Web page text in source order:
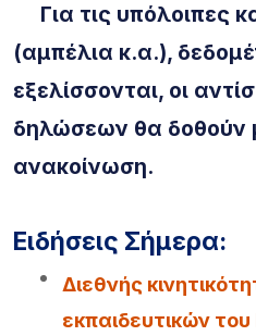
Για τις υπόλοιπες
(αμπέλια κ.α.),
εξελίσσονται, οι
δηλώσεων θα δοθούν
ανακοίνωση.
Ειδήσεις Σήμερα:
Διεθνής
εκπαιδευτικών